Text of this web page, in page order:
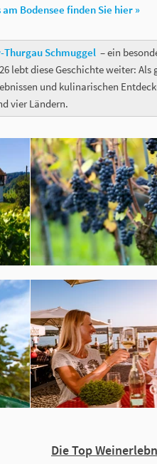
am Bodensee finden Sie hier »
Schmuggel – ein
lebt diese Geschichte weiter:
und kulinarischen
vier Ländern.
Die Top